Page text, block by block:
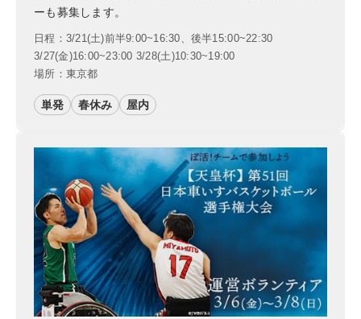
ーも募集します。
日程：3/21(土)前半9:00~16:30、後半15:00~22:30
3/27(金)16:00~23:00 3/28(土)10:30~19:00
場所：東京都
単発 春休み 屋内